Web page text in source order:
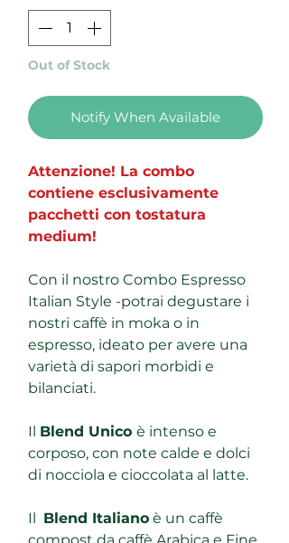
Out of Stock
Notify When Available
Attenzione! La combo
contiene esclusivamente
pacchetti con tostatura
medium!
Con il nostro Combo Espresso
Italian Style -potrai degustare i
nostri caffè in moka o in
espresso, ideato per avere una
varietà di sapori morbidi e
bilanciati.
Il Blend Unico è intenso e
corposo, con note calde e dolci
di nocciola e cioccolata al latte.
Il Blend Italiano è un caffè